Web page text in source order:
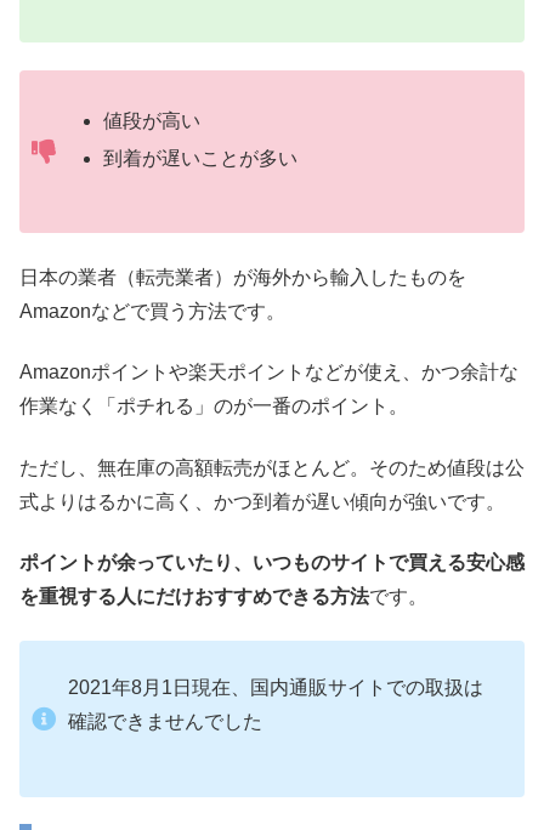
値段が高い
到着が遅いことが多い
日本の業者（転売業者）が海外から輸入したものを
Amazonなどで買う方法です。
Amazonポイントや楽天ポイントなどが使え、かつ余計な
作業なく「ポチれる」のが一番のポイント。
ただし、無在庫の高額転売がほとんど。そのため値段は公
式よりはるかに高く、かつ到着が遅い傾向が強いです。
ポイントが余っていたり、いつものサイトで買える安心感
を重視する人にだけおすすめできる方法です。
2021年8月1日現在、国内通販サイトでの取扱は
確認できませんでした